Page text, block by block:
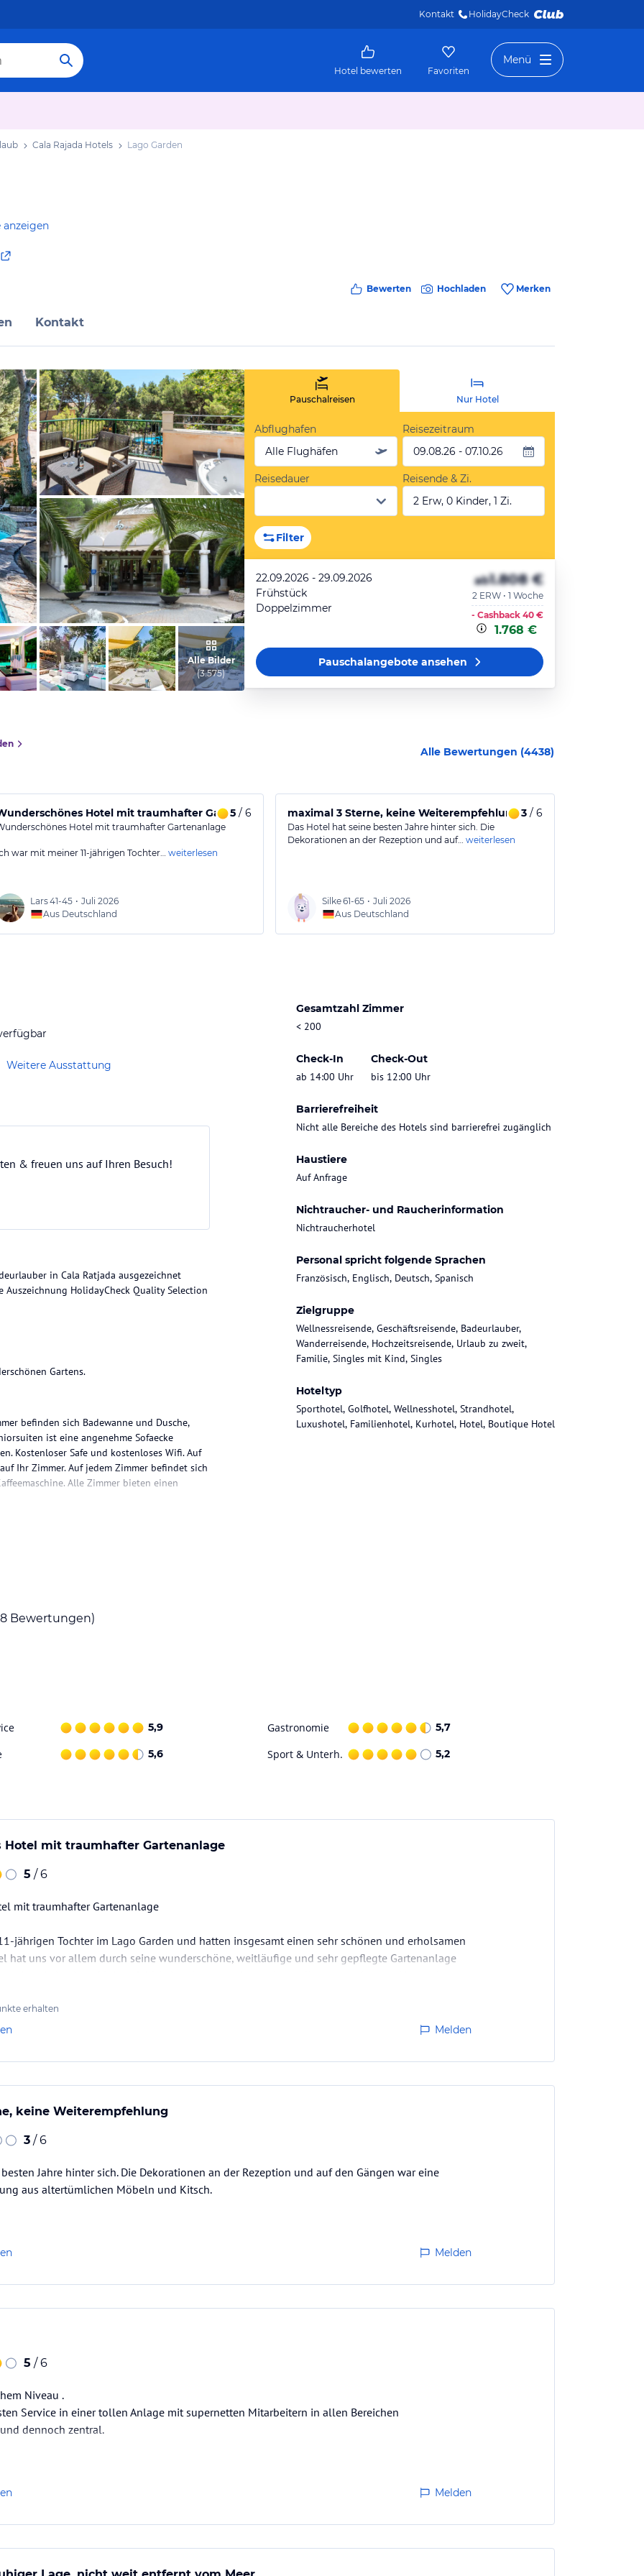
Kontakt HolidayCheck
Hotel bewerten Favoriten
Menü
Cala Rajada Hotels Lago Garden
anzeigen
Bewerten Hochladen Merken
Kontakt
vom Hotelier, Juli 2016
von Sabine, September 2012 Alle Bilder
(3.575)
Pauschalreisen Nur Hotel
Abflughafen
Alle Flughäfen
Reisezeitraum
09.08.26 - 07.10.26
Reisedauer
Reisende & Zi.
2 Erw, 0 Kinder, 1 Zi.
Filter
22.09.2026 - 29.09.2026
Frühstück
Doppelzimmer
ab1.808 €
2 ERW • 1 Woche
- Cashback 40 €
1.768 €
Pauschalangeboteansehen
Alle Bewertungen (4438)
Hotel mit traumhafter Gartenanlage
5/ 6
Hotel mit traumhafter Gartenanlage
war mit meiner 11-jährigen Tochter… weiterlesen
Lars41-45 • Juli 2026
Aus Deutschland
maximal 3 Sterne, keine Weiterempfehlung3/ 6
Das Hotel hat seine besten Jahre hinter sich. Die
Dekorationen an der Rezeption und auf… weiterlesen
Silke61-65 • Juli 2026
Aus Deutschland
Weitere Ausstattung
Gesamtzahl Zimmer
< 200
Check-In
ab 14:00 Uhr
Check-Out
bis 12:00 Uhr
Barrierefreiheit
Nicht alle Bereiche des Hotels sind barrierefrei zugänglich
Haustiere
Auf Anfrage
Nichtraucher- und Raucherinformation
Nichtraucherhotel
Personal spricht folgende Sprachen
Französisch, Englisch, Deutsch, Spanisch
Zielgruppe
Wellnessreisende, Geschäftsreisende, Badeurlauber,
Wanderreisende, Hochzeitsreisende, Urlaub zu zweit,
Familie, Singles mit Kind, Singles
Hoteltyp
Sporthotel, Golfhotel, Wellnesshotel, Strandhotel,
Luxushotel, Familienhotel, Kurhotel, Hotel, Boutique Hotel
& freuen uns auf Ihren Besuch!
in Cala Ratjada ausgezeichnet
HolidayCheck Quality Selection
Gartens.
befinden sich Badewanne und Dusche,
ist eine angenehme Sofaecke
Kostenloser Safe und kostenloses Wifi. Auf
Ihr Zimmer. Auf jedem Zimmer befindet sich
Alle Zimmer bieten einen
Uhr ist Essen "A la card" möglich (nicht
Abschalten ein. Hier steht den
an. Billard und Tennis ist
wird in der näheren Umgebung des
sowie Weckdienst. Sie finden Gratis-
bereiten wir auf Ihre Bestellung hin ein
20.00 Uhr bescheid geben. Bei
Alle Angaben ohne
die verbindlichen
Angebotsdetailsdes
Bewertungen)
5,9 Gastronomie 5,7
5,6 Sport & Unterh. 5,2
Hotel mit traumhafter Gartenanlage
5 / 6
mit traumhafter Gartenanlage
jährigen Tochter im Lago Garden und hatten insgesamt einen sehr schönen und erholsamen
hat uns vor allem durch seine wunderschöne, weitläufige und sehr gepflegte Gartenanlage
das Hotel nicht wie ein moderner Betonkomplex, sondern hat einen ganz besonderen,
Die vielen…
erhalten
Melden
keine Weiterempfehlung
3 / 6
Jahre hinter sich. Die Dekorationen an der Rezeption und auf den Gängen war eine
aus altertümlichen Möbeln und Kitsch.
Melden
5 / 6
Niveau .
Service in einer tollen Anlage mit supernetten Mitarbeitern in allen Bereichen
dennoch zentral.
Melden